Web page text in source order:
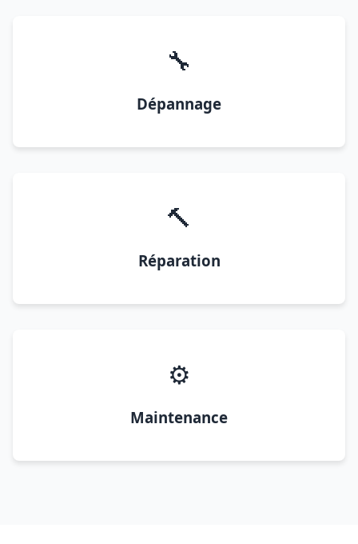
🔧
Dépannage
🔨
Réparation
⚙️
Maintenance